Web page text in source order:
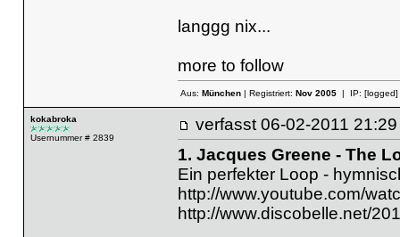
langgg nix...
more to follow
Aus: München| Registriert: Nov 2005| IP: [logged]
kokabroka
Usernummer # 2839
verfasst 06-02-2011
1. Jacques Greene - The
Ein perfekter Loop -
http://www.youtube.com/
http://www.discobelle.net/